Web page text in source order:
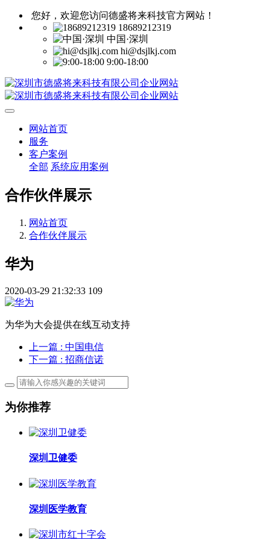
您好，欢迎您访问德盛将来科技官方网站！
18689212319
中国·深圳
hi@dsjlkj.com
9:00-18:00
网站首页
服务
客户案例
全部 系统应用案例
合作伙伴展示
网站首页
合作伙伴展示
华为
2020-03-29 21:32:33 109
为华为大会提供在线互动支持
上一篇 : 中国电信
下一篇 : 招商信诺
为你推荐
深圳卫健委
深圳医学教育